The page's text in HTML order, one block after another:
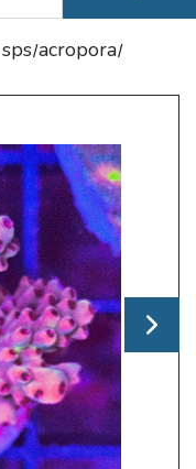
/acropora/